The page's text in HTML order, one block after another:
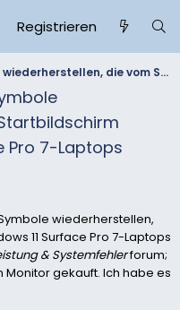
Registrieren
Wie kann ich meine App-Symbole wiederherstellen, die vom Startbildschirm meines Windows 11 Surface Pro 7-Laptops verschwunden sind?
Pro 7-Laptops
wiederherstellen,
11 Surface Pro 7-Laptops
& Systemfehlerforum;
Monitor gekauft. Ich habe es